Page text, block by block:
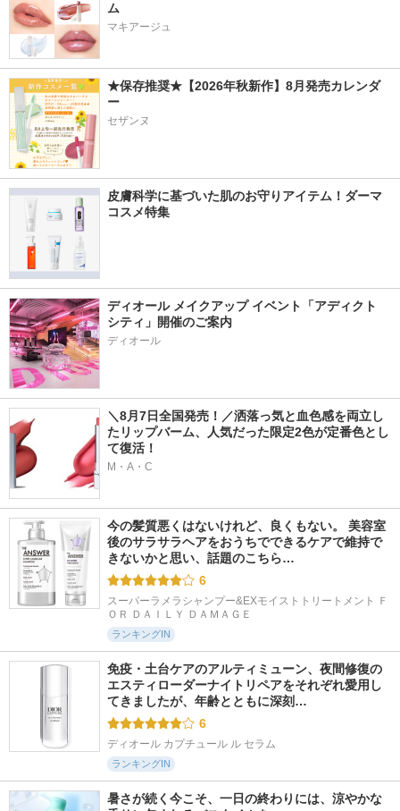
ム
マキアージュ
★保存推奨★【2026年秋新作】8月発売カレンダ
ー
セザンヌ
皮膚科学に基づいた肌のお守りアイテム！ダーマ
コスメ特集
ディオール メイクアップ イベント「アディクト
シティ」開催のご案内
ディオール
＼8月7日全国発売！／洒落っ気と血色感を両立し
たリップバーム、人気だった限定2色が定番色とし
て復活！
M・A・C
今の髪質悪くはないけれど、良くもない。 美容室
後のサラサラヘアをおうちでできるケアで維持で
きないかと思い、話題のこちら…
6
スーパーラメラシャンプー&EXモイストトリートメント Ｆ
ＯＲ ＤＡＩＬＹ ＤＡＭＡＧＥ
ランキングIN
免疫・土台ケアのアルティミューン、夜間修復の
エスティローダーナイトリペアをそれぞれ愛用し
てきましたが、年齢とともに深刻…
6
ディオール カプチュール ル セラム
ランキングIN
暑さが続く今こそ、一日の終わりには、涼やかな